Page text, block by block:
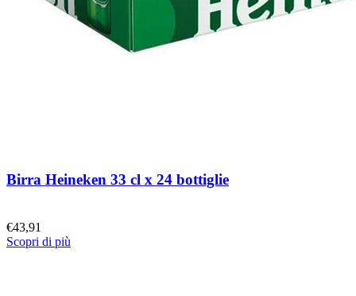
Birra Heineken 33 cl x 24 bottiglie
€43,91
Scopri di più